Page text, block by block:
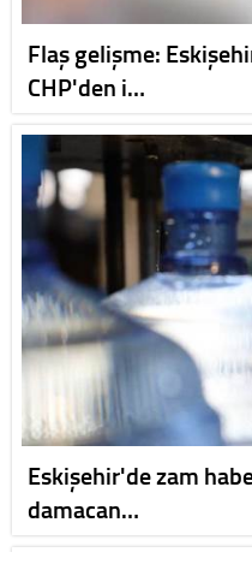
Flaş gelişme:
CHP'den i…
Eskişehir'de zam
damacan…